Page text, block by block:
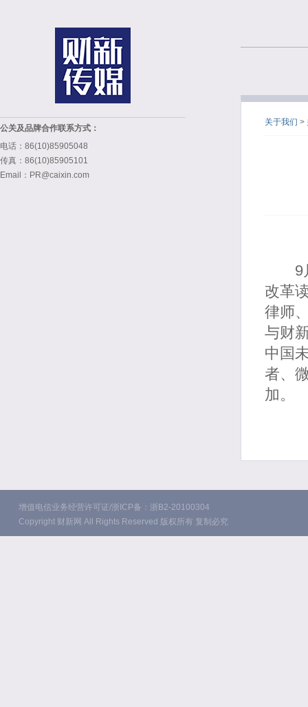
公关及品牌合作联系方式：
电话：86(10)85905048
传真：86(10)85905101
Email：PR@caixin.com
关于我们 >
9月
改革
律师
与财
中国
者、
加。
增值电信业务经营许可证/浙ICP备：浙B2-20100304
Copyright 财新网 All Rights Reserved 版权所有 复制必究